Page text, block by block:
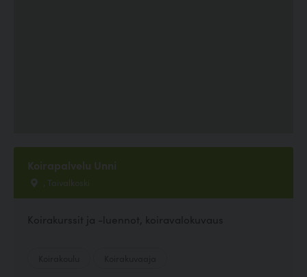
Koirapalvelu Unni
, Taivalkoski
Koirakurssit ja -luennot, koiravalokuvaus